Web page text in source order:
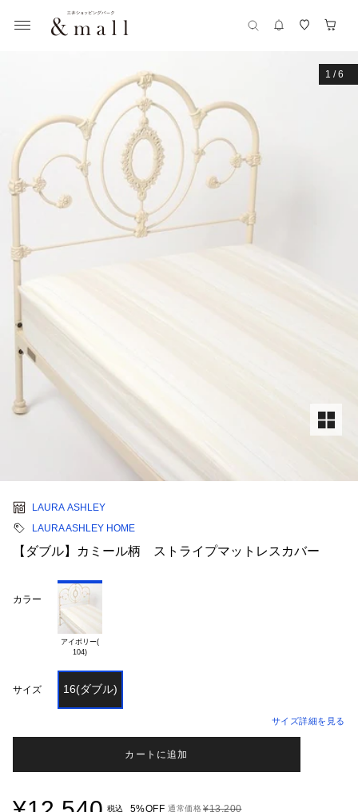
1 /6
LAURA ASHLEY
LAURA ASHLEY HOME
【ダブル】カミール柄 ストライプマットレスカバー
カラー
アイボリー(
サイズ 16(ダブル)
サイズ詳細を見る
カートに追加
税込 5%OFF 通常価格¥13,200